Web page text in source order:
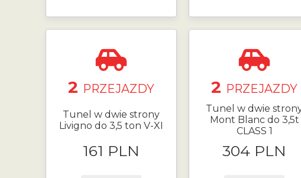
2 PRZEJAZDY
Tunel w dwie strony
Livigno do 3,5 ton V-XI
161 PLN
2 PRZEJAZDY
Tunel w dwie
Mont Blanc do 3,5t
CLASS 1
304 PLN